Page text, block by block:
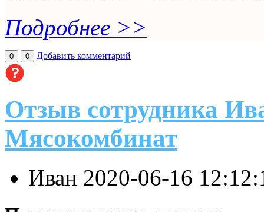
Подробнее >>
0 0 Добавить комментарий
Отзыв сотрудника
Мясокомбинат
Иван 2020-06-16